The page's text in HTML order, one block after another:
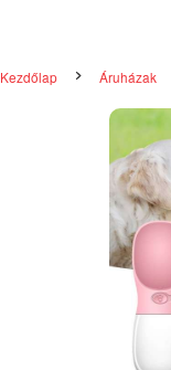
Kezdőlap Áruházak